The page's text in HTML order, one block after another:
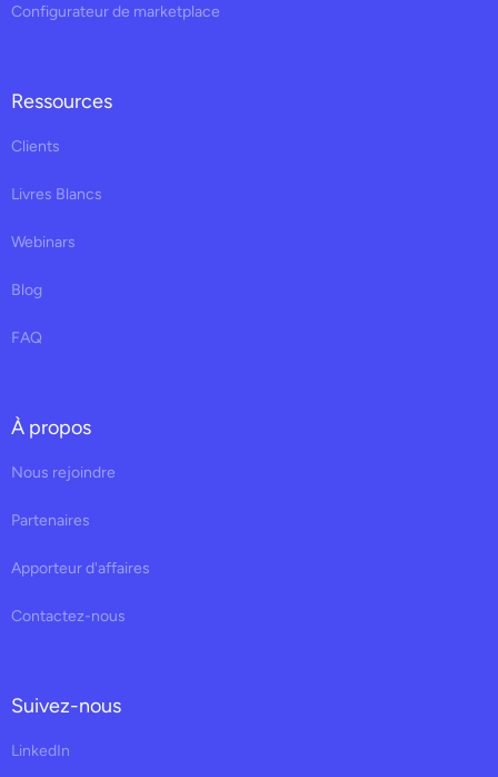
Configurateur de marketplace
Ressources
Clients
Livres Blancs
Webinars
Blog
FAQ
À propos
Nous rejoindre
Partenaires
Apporteur d'affaires
Contactez-nous
Suivez-nous
LinkedIn